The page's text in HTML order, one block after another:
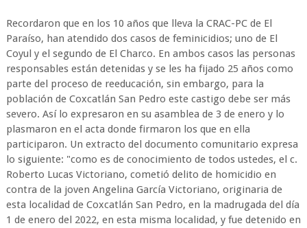
Recordaron que en los 10 años que lleva la CRAC-PC de El
Paraíso, han atendido dos casos de feminicidios; uno de El
Coyul y el segundo de El Charco. En ambos casos las personas
responsables están detenidas y se les ha fijado 25 años como
parte del proceso de reeducación, sin embargo, para la
población de Coxcatlán San Pedro este castigo debe ser más
severo. Así lo expresaron en su asamblea de 3 de enero y lo
plasmaron en el acta donde firmaron los que en ella
participaron. Un extracto del documento comunitario expresa
lo siguiente: "como es de conocimiento de todos ustedes, el c.
Roberto Lucas Victoriano, cometió delito de homicidio en
contra de la joven Angelina García Victoriano, originaria de
esta localidad de Coxcatlán San Pedro, en la madrugada del día
1 de enero del 2022, en esta misma localidad, y fue detenido en